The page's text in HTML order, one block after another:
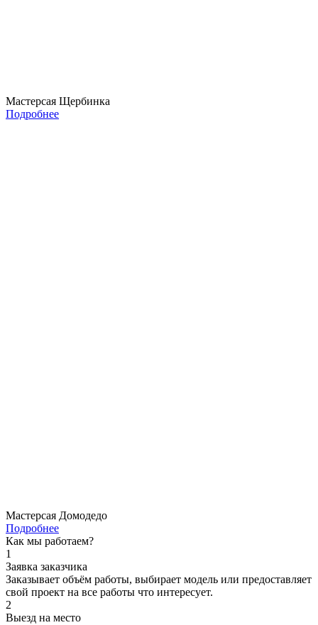
Мастерсая Щербинка
Подробнее
Мастерсая Домодедо
Подробнее
Как мы работаем?
1
Заявка заказчика
Заказывает объём работы, выбирает модель или предоставляет
свой проект на все работы что интересует.
2
Выезд на место